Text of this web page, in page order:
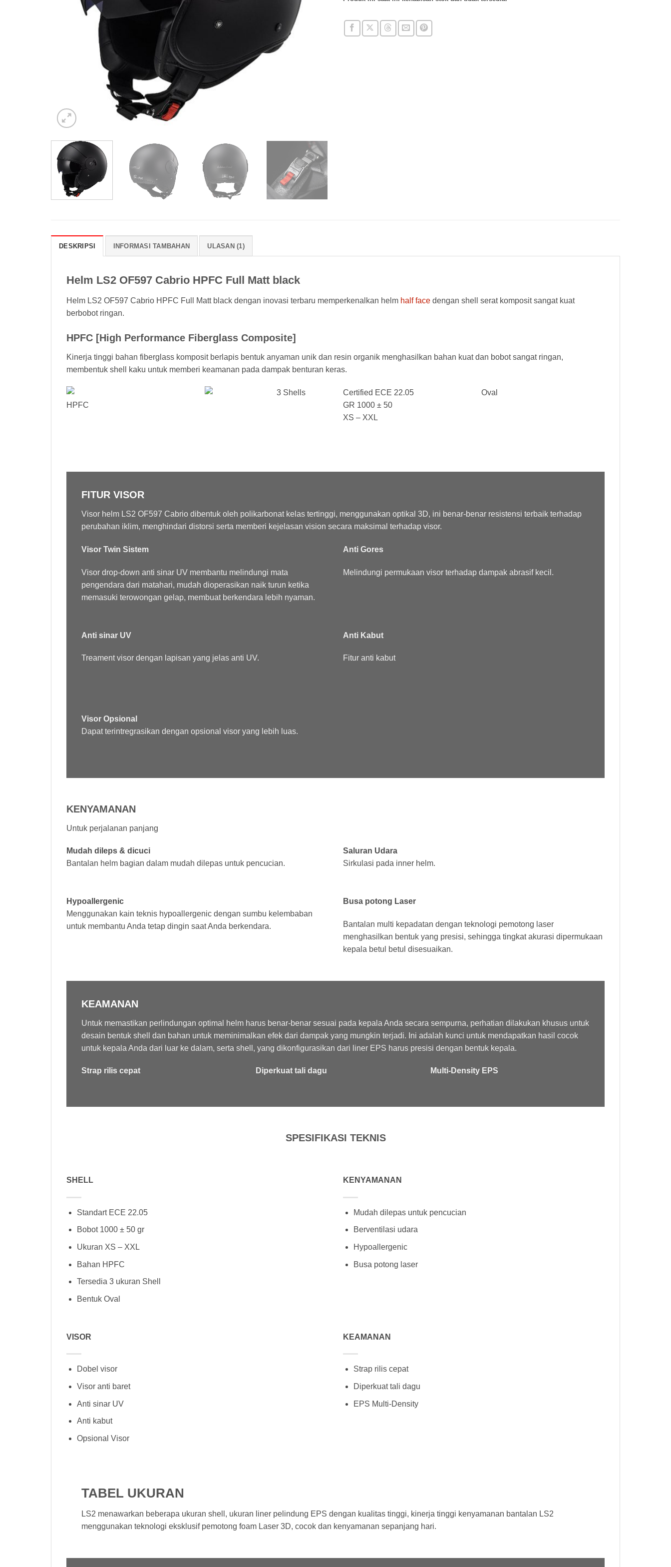
DESKRIPSI INFORMASI TAMBAHAN ULASAN (1)
Helm LS2 OF597 Cabrio HPFC Full Matt black
Helm LS2 OF597 Cabrio HPFC Full Matt black dengan inovasi terbaru memperkenalkan helm half face dengan shell serat komposit sangat kuat
berbobot ringan.
HPFC [High Performance Fiberglass Composite]
Kinerja tinggi bahan fiberglass komposit berlapis bentuk anyaman unik dan resin organik menghasilkan bahan kuat dan bobot sangat ringan,
membentuk shell kaku untuk memberi keamanan pada dampak benturan keras.
HPFC
3 Shells
Certified ECE 22.05
GR 1000 ± 50
XS – XXL
Oval
FITUR VISOR
Visor helm LS2 OF597 Cabrio dibentuk oleh polikarbonat kelas tertinggi, menggunakan optikal 3D, ini benar-benar resistensi terbaik terhadap
perubahan iklim, menghindari distorsi serta memberi kejelasan vision secara maksimal terhadap visor.
Visor Twin Sistem
Visor drop-down anti sinar UV membantu melindungi mata
pengendara dari matahari, mudah dioperasikan naik turun ketika
memasuki terowongan gelap, membuat berkendara lebih nyaman.
Anti Gores
Melindungi permukaan visor terhadap dampak abrasif kecil.
Anti sinar UV
Treamentvisor dengan lapisan yang jelas anti UV.
Anti Kabut
Fitur anti kabut
Visor Opsional
Dapat terintregrasikan dengan opsional visor yang lebih luas.
KENYAMANAN
Untuk perjalanan panjang
Mudah dileps & dicuci
Bantalan helm bagian dalam mudah dilepas untuk pencucian.
Saluran Udara
Sirkulasi pada inner helm.
Hypoallergenic
Menggunakan kain teknis hypoallergenic dengan sumbu kelembaban
untuk membantu Anda tetap dingin saat Anda berkendara.
Busa potong Laser
Bantalan multi kepadatan dengan teknologi pemotong laser
menghasilkan bentuk yang presisi, sehingga tingkat akurasi dipermukaan
kepala betul betul disesuaikan.
KEAMANAN
Untuk memastikan perlindungan optimal helm harus benar-benar sesuai pada kepala Anda secara sempurna, perhatian dilakukan khusus untuk
desain bentuk shell dan bahan untuk meminimalkan efek dari dampak yang mungkin terjadi. Ini adalah kunci untuk mendapatkan hasil cocok
untuk kepala Anda dari luar ke dalam, serta shell, yang dikonfigurasikan dari liner EPS harus presisi dengan bentuk kepala.
Strap rilis cepat Diperkuat tali dagu Multi-Density EPS
SPESIFIKASI TEKNIS
SHELL
Standart ECE 22.05
Bobot 1000 ± 50 gr
Ukuran XS – XXL
Bahan HPFC
Tersedia 3 ukuran Shell
Bentuk Oval
KENYAMANAN
Mudah dilepas untuk pencucian
Berventilasi udara
Hypoallergenic
Busa potong laser
VISOR
Dobel visor
Visor anti baret
Anti sinar UV
Anti kabut
Opsional Visor
KEAMANAN
Strap rilis cepat
Diperkuat tali dagu
EPS Multi-Density
TABEL UKURAN
LS2 menawarkan beberapa ukuran shell, ukuran liner pelindung EPS dengan kualitas tinggi, kinerja tinggi kenyamanan bantalan LS2
menggunakan teknologi eksklusif pemotong foam Laser 3D, cocok dan kenyamanan sepanjang hari.